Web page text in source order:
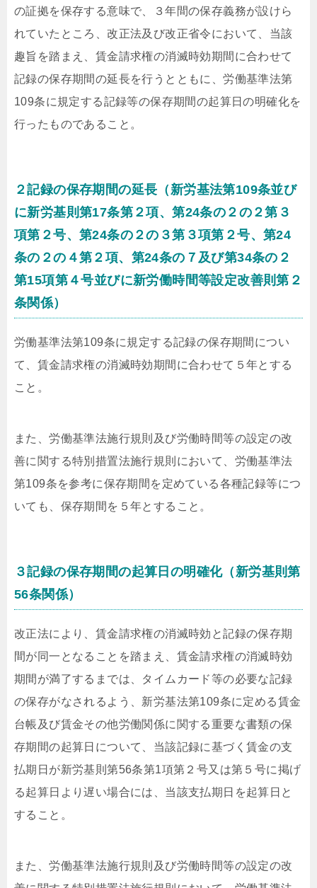
の証拠を保存する意味で、３年間の保存義務が設けら
れていたところ、改正法及び改正省令において、当該
趣旨を踏まえ、賃金請求権の消滅時効期間に合わせて
記録の保存期間の延長を行うとともに、労働基準法第
109条に規定する記録等の保存期間の起算日の明確化を
行ったものであること。
２記録の保存期間の延長（新労基法第109条並び
に新労基則第17条第２項、第24条の２の２第３
項第２号、第24条の２の３第３項第２号、第24
条の２の４第２項、第24条の７及び第34条の２
第15項第４号並びに新労働時間等設定改善則第２
条関係）
労働基準法第109条に規定する記録の保存期間につい
て、賃金請求権の消滅時効期間に合わせて５年とする
こと。
また、労働基準法施行規則及び労働時間等の設定の改
善に関する特別措置法施行規則において、労働基準法
第109条を参考に保存期間を定めている各種記録等につ
いても、保存期間を５年とすること。
３記録の保存期間の起算日の明確化（新労基則第
56条関係）
改正法により、賃金請求権の消滅時効と記録の保存期
間が同一となることを踏まえ、賃金請求権の消滅時効
期間が満了するまでは、タイムカード等の必要な記録
の保存がなされるよう、新労基法第109条に定める賃金
台帳及び賃金その他労働関係に関する重要な書類の保
存期間の起算日について、当該記録に基づく賃金の支
払期日が新労基則第56条第1項第２号又は第５号に掲げ
る起算日より遅い場合には、当該支払期日を起算日と
すること。
また、労働基準法施行規則及び労働時間等の設定の改